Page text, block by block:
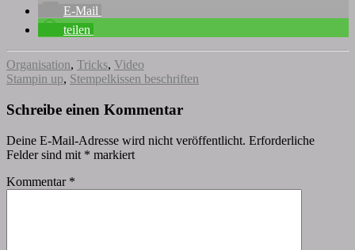
E-Mail
teilen
Organisation, Tricks, Video
Stampin up, Stempelkissen beschriften
Schreibe einen Kommentar
Deine E-Mail-Adresse wird nicht veröffentlicht. Erforderliche
Felder sind mit * markiert
Kommentar *